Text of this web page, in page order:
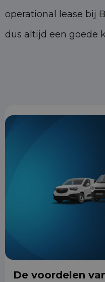
operational lease bij
dus altijd een goede
De voordelen